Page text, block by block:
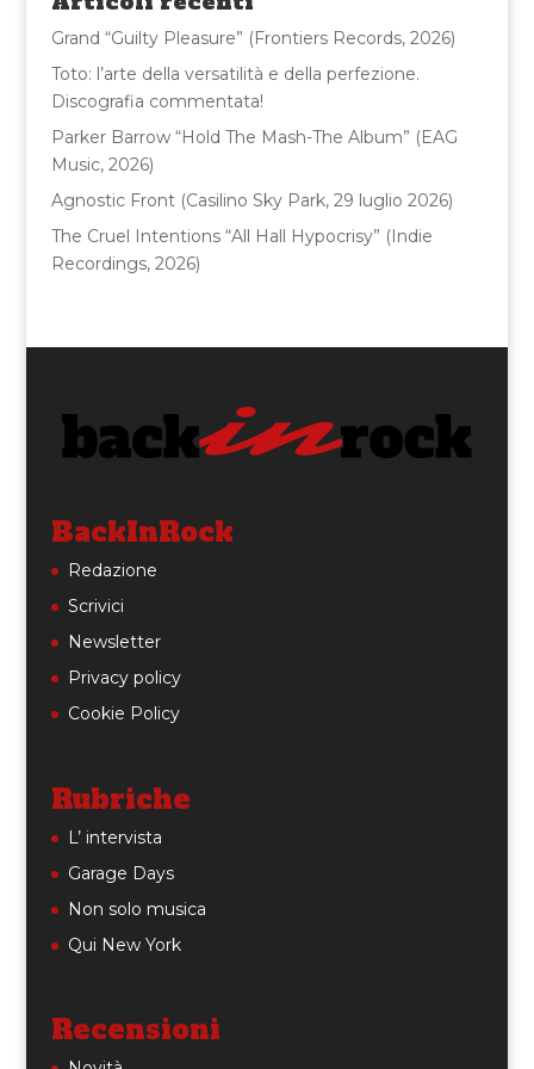
o
k
Grand “Guilty Pleasure” (Frontiers Records, 2026)
Toto: l’arte della versatilità e della perfezione.
Discografia commentata!
Parker Barrow “Hold The Mash-The Album” (EAG
Music, 2026)
Agnostic Front (Casilino Sky Park, 29 luglio 2026)
The Cruel Intentions “All Hall Hypocrisy” (Indie
Recordings, 2026)
BackInRock
Redazione
Scrivici
Newsletter
Privacy policy
Cookie Policy
Rubriche
L’ intervista
Garage Days
Non solo musica
Qui New York
Recensioni